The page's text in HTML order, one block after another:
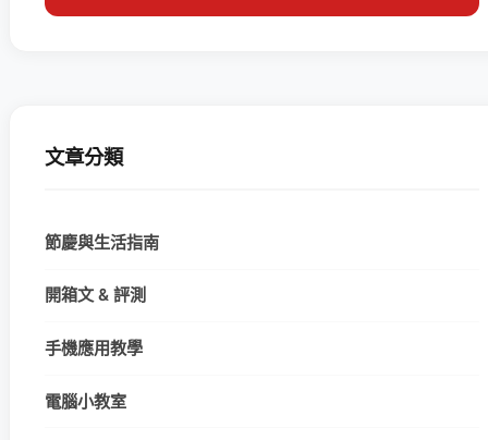
文章分類
節慶與生活指南
開箱文 & 評測
手機應用教學
電腦小教室